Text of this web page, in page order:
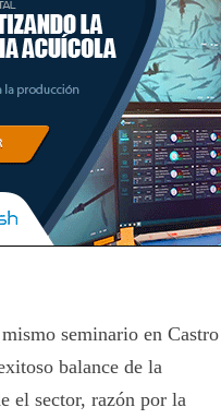
seminario en Castro
balance de la
el sector, razón por la